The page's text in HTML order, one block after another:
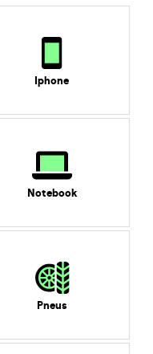
Iphone
Notebook
Pneus